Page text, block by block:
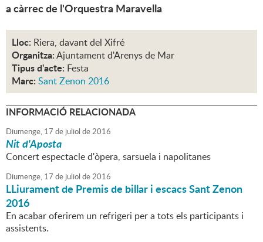
a càrrec de l'Orquestra Maravella
Lloc: Riera, davant del Xifré
Organitza:Ajuntament d'Arenys de Mar
Tipus d'acte: Festa
Marc: Sant Zenon 2016
INFORMACIÓ RELACIONADA
Diumenge, 17 de juliol de2016
Nit d'Aposta
Concert espectacle d'òpera, sarsuela i napolitanes
Diumenge, 17 de juliol de2016
LLiurament de Premis de billar i escacs Sant Zenon
2016
En acabar oferirem un refrigeri per a tots els participants i
assistents.